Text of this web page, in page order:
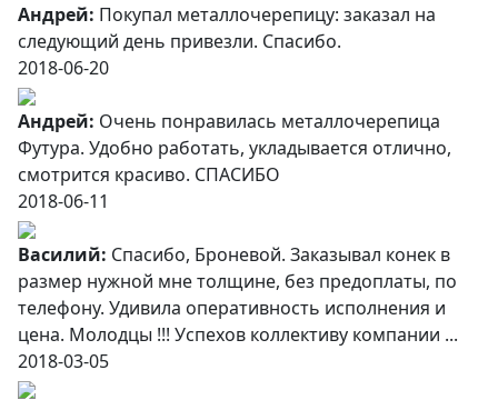
Андрей: Покупал металлочерепицу: заказал на
следующий день привезли. Спасибо.
2018-06-20
Андрей: Очень понравилась металлочерепица
Футура. Удобно работать, укладывается отлично,
смотрится красиво. СПАСИБО
2018-06-11
Василий: Спасибо, Броневой. Заказывал конек в
размер нужной мне толщине, без предоплаты, по
телефону. Удивила оперативность исполнения и
цена. Молодцы !!! Успехов коллективу компании ...
2018-03-05